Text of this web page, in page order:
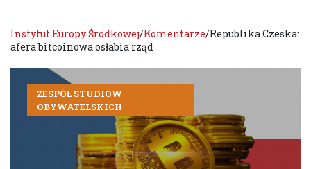
Instytut Europy Środkowej/Komentarze/Republika Czeska:
afera bitcoinowa osłabia rząd
ZESPÓŁ STUDIÓW
OBYWATELSKICH